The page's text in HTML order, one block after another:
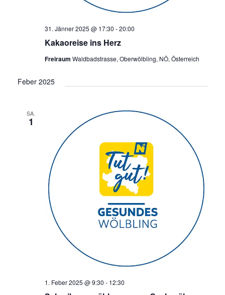
Kakaoreise ins Herz
31. Jänner 2025 @ 17:30 -20:00
Freiraum Waldbadstrasse, Oberwölbling, NÖ, Österreich
Feber 2025
SA.
1
1. Feber 2025 @ 9:30 - 12:30